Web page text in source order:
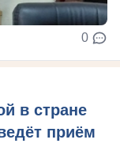
0
в стране
приём